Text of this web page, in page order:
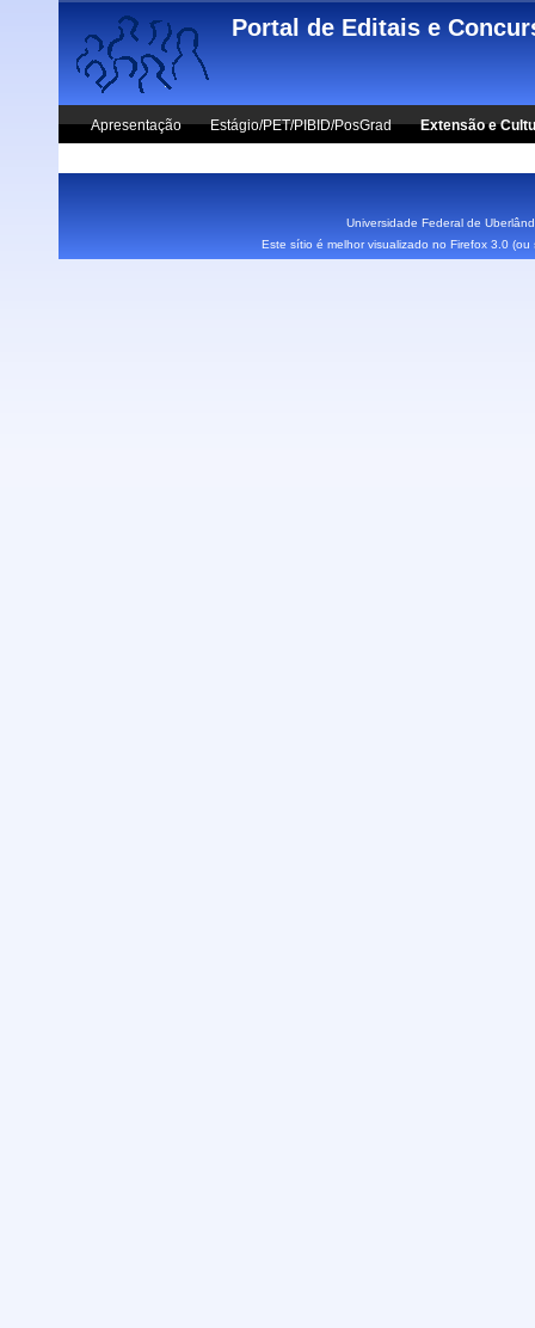
Skip to main content
Portal de Editais e
Apresentação Estágio/PET/PIBID/PosGrad Extensão e
Universidade Federal de
Este sítio é melhor visualizado no Firefox 3.0